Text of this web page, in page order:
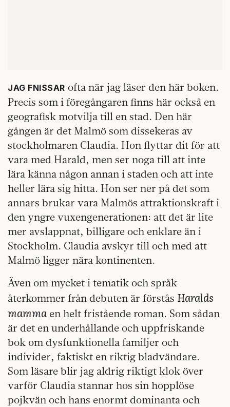
JAG FNISSAR ofta när jag läser den här boken.
Precis som i föregångaren finns här också en
geografisk motvilja till en stad. Den här
gången är det Malmö som dissekeras av
stockholmaren Claudia. Hon flyttar dit för att
vara med Harald, men ser noga till att inte
lära känna någon annan i staden och att inte
heller lära sig hitta. Hon ser ner på det som
annars brukar vara Malmös attraktionskraft i
den yngre vuxengenerationen: att det är lite
mer avslappnat, billigare och enklare än i
Stockholm. Claudia avskyr till och med att
Malmö ligger nära kontinenten.
Även om mycket i tematik och språk
återkommer från debuten är förstås Haralds
mamma en helt fristående roman. Som sådan
är det en underhållande och uppfriskande
bok om dysfunktionella familjer och
individer, faktiskt en riktig bladvändare.
Som läsare blir jag aldrig riktigt klok över
varför Claudia stannar hos sin hopplöse
pojkvän och hans enormt dominanta och